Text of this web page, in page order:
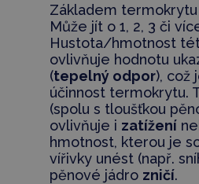
Základem
Může jít o 1, 2, 3 či
Hustota/hmotnost
ovlivňuje hodnotu
(tepelný odpor), což
účinnost termokrytu.
(spolu s tloušťkou
ovlivňuje i zatížení
hmotnost, kterou je
vířivky unést (např.
pěnové jádro zničí.